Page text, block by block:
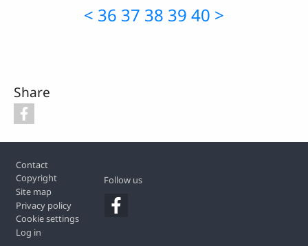
< 36 37 38 39 40 >
Share
Contact
Copyright
Site map
Privacy policy
Cookie settings
Log in
Follow us